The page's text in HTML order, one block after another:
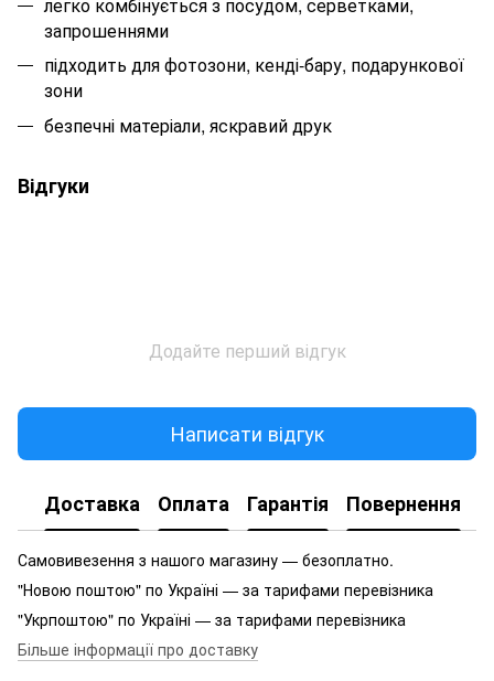
запрошеннями
підходить для фотозони, кенді-бару, подарункової
зони
безпечні матеріали, яскравий друк
Відгуки
Додайте перший відгук
Написати відгук
Доставка Оплата Гарантія Повернення
Самовивезення з нашого магазину — безоплатно.
"Новою поштою" по Україні — за тарифами перевізника
"Укрпоштою" по Україні — за тарифами перевізника
Більше інформації про доставку